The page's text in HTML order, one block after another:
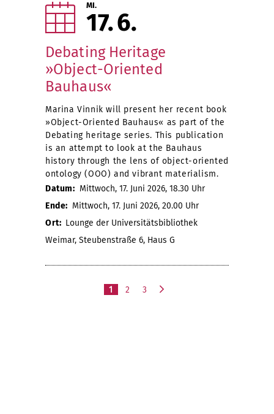
MI.
17 6
Debating Heritage
»Object-Oriented
Bauhaus«
Marina Vinnik will present her recent book
»Object-Oriented Bauhaus« as part of the
Debating heritage series. This publication
is an attempt to look at the Bauhaus
history through the lens of object-oriented
ontology (OOO) and vibrant materialism.
Datum: Mittwoch, 17. Juni 2026, 18.30 Uhr
Ende: Mittwoch, 17. Juni 2026, 20.00 Uhr
Ort: Lounge der Universitätsbibliothek
Weimar, Steubenstraße 6, Haus G
1 2
3